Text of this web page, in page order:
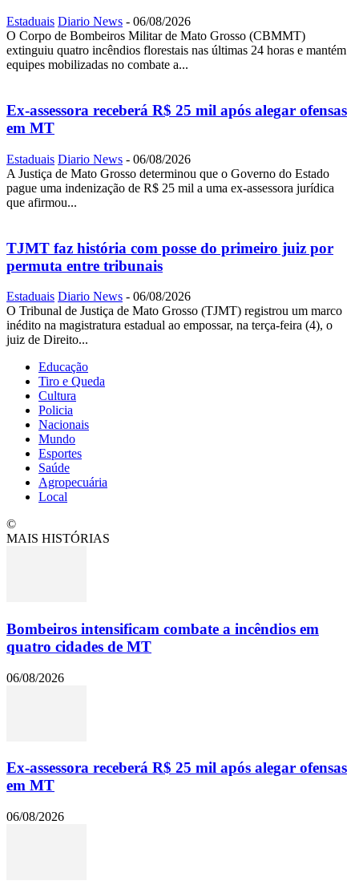
Estaduais Diario News - 06/08/2026
O Corpo de Bombeiros Militar de Mato Grosso (CBMMT)
extinguiu quatro incêndios florestais nas últimas 24 horas e mantém
equipes mobilizadas no combate a...
Ex-assessora receberá R$ 25 mil após alegar ofensas
em MT
Estaduais Diario News - 06/08/2026
A Justiça de Mato Grosso determinou que o Governo do Estado
pague uma indenização de R$ 25 mil a uma ex-assessora jurídica
que afirmou...
TJMT faz história com posse do primeiro juiz por
permuta entre tribunais
Estaduais Diario News - 06/08/2026
O Tribunal de Justiça de Mato Grosso (TJMT) registrou um marco
inédito na magistratura estadual ao empossar, na terça-feira (4), o
juiz de Direito...
Educação
Tiro e Queda
Cultura
Policia
Nacionais
Mundo
Esportes
Saúde
Agropecuária
Local
©
MAIS HISTÓRIAS
Bombeiros intensificam combate a incêndios em
quatro cidades de MT
06/08/2026
Ex-assessora receberá R$ 25 mil após alegar ofensas
em MT
06/08/2026